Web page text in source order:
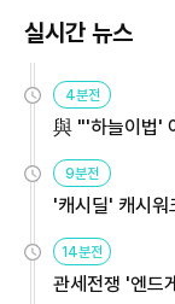
실시간 뉴스
4분전
與 "'하늘이법'
9분전
'캐시딜' 캐시워
14분전
관세전쟁 '엔드